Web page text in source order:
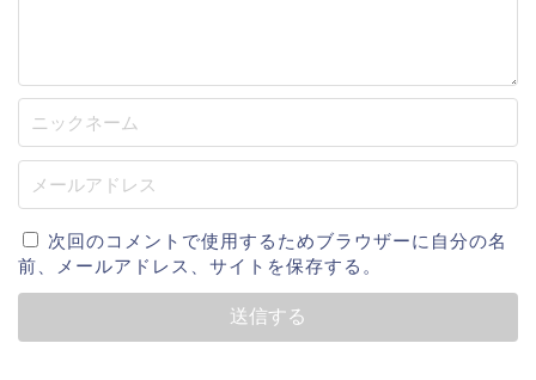
次回のコメントで使用するためブラウザーに自分の名
前、メールアドレス、サイトを保存する。